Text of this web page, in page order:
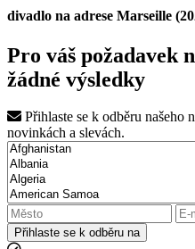
divadlo na adrese Marseille
Pro váš požadavek
žádné výsledky
Přihlaste se k odběru našeho
novinkách a slevách.
Přihlaste se k odběru na